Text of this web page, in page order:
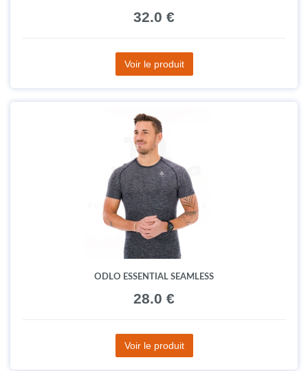
32.0 €
Voir le produit
ODLO ESSENTIAL SEAMLESS
28.0 €
Voir le produit